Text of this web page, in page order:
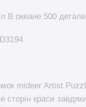
В океане 500
mideer Artist
сторін краси